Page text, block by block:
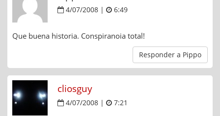
4/07/2008 | 6:49
Que buena historia. Conspiranoia total!
Responder a Pippo
cliosguy
4/07/2008 | 7:21